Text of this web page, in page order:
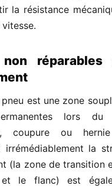
la résistance
non
est une zone
lors du
coupure ou
irrémédiablement la
(la zone de transition
et le flanc) est